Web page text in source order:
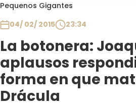
Pequenos Gigantes
04/ 02/ 2015
23:34
La botonera:
aplausos
forma en que
Drácula
Contigo en Directo
Plan Perfecto
Sabingo
Todos Los Programas